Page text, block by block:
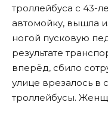
троллейбуса с 43-
автомойку, вышла
ногой пусковую
результате
вперёд, сбило
улице врезалось в
троллейбусы.